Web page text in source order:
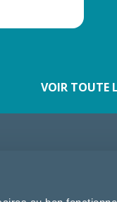
VOIR TOUTE